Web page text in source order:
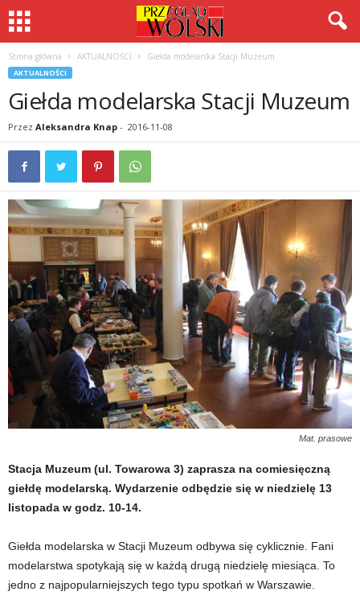
Strona główna AKTUALNOŚCI Giełda modelarska Stacji Muzeum
AKTUALNOŚCI
Giełda modelarska Stacji Muzeum
Przez Aleksandra Knap - 2016-11-08
Mat. prasowe
Stacja Muzeum (ul. Towarowa 3) zaprasza na comiesięczną
giełdę modelarską. Wydarzenie odbędzie się w niedzielę 13
listopada w godz. 10-14.
Giełda modelarska w Stacji Muzeum odbywa się cyklicznie. Fani
modelarstwa spotykają się w każdą drugą niedzielę miesiąca. To
jedno z najpopularniejszych tego typu spotkań w Warszawie.